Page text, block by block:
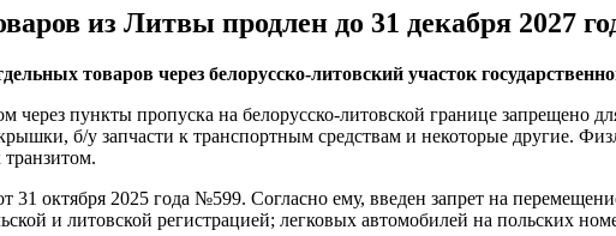
из Литвы продлен до 31 декабря 2027
товаров через белорусско-литовский участок
через пункты пропуска на белорусско-литовской границе запрещено
б/у запчасти к транспортным средствам и некоторые другие.
октября 2025 года №599. Согласно ему, введен запрет на
и литовской регистрацией; легковых автомобилей на польских